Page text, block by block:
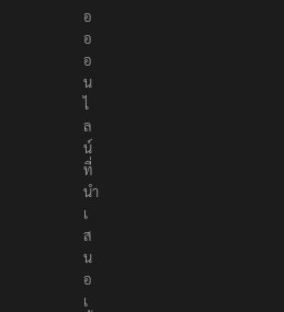
อ
อ
อ
น
ไ
ล
น์
ที่
นำ
เ
ส
น
อ
เ